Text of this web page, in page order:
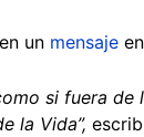
un mensaje
si fuera
la Vida”,